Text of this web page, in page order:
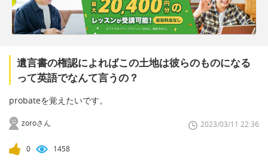
遺言書の権認によればこの土地は彼らのものになる
って英語でなんて言うの？
probateを覚えたいです。
zoroさん 2023/03/11 22:36
0 1458